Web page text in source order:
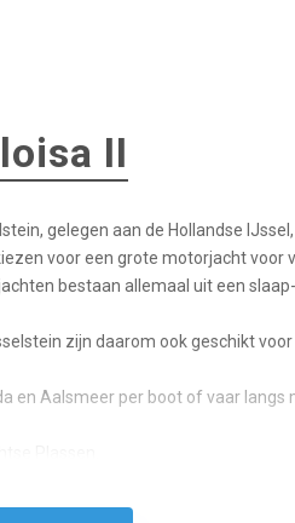
II
gelegen aan de Hollandse IJssel,
voor een grote motorjacht voor
bestaan allemaal uit een
zijn daarom ook geschikt voor
en Aalsmeer per boot of vaar langs